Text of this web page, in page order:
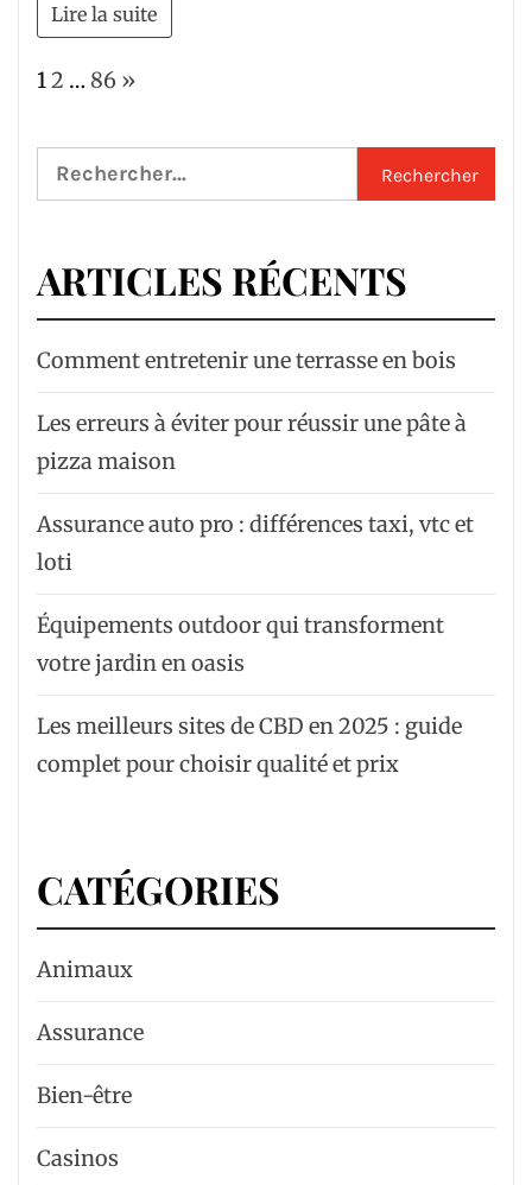
Lire la suite
Page:
12 … 86 Next
»
Rechercher :
ARTICLES RÉCENTS
Comment entretenir une terrasse en bois
Les erreurs à éviter pour réussir une pâte à
pizza maison
Assurance auto pro : différences taxi, vtc et
loti
Équipements outdoor qui transforment
votre jardin en oasis
Les meilleurs sites de CBD en 2025 : guide
complet pour choisir qualité et prix
CATÉGORIES
Animaux
Assurance
Bien-être
Casinos